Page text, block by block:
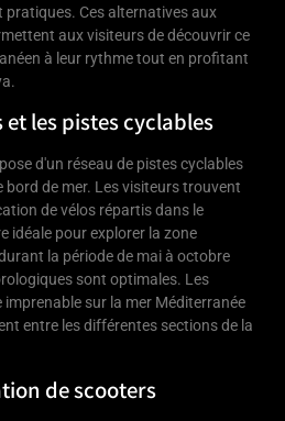
pratiques. Ces alternatives aux
aux visiteurs de découvrir ce
à leur rythme tout en profitant
les pistes cyclables
d'un réseau de pistes cyclables
bord de mer. Les visiteurs trouvent
de vélos répartis dans le
idéale pour explorer la zone
la période de mai à octobre
sont optimales. Les
sur la mer Méditerranée
entre les différentes sections de la
de scooters